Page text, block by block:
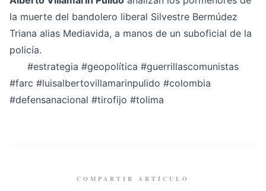
la muerte del bandolero liberal Silvestre Bermúdez
Triana alias Mediavida, a manos de un suboficial de la
policía.
#estrategia #geopolítica #guerrillascomunistas
#farc #luisalbertovillamarinpulido #colombia
#defensanacional #tirofijo #tolima
COMPARTIR ARTÍCULO